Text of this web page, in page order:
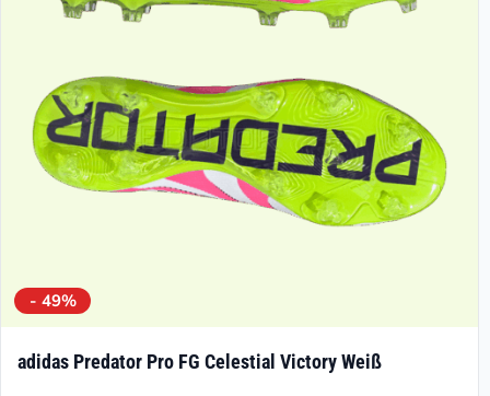
- 49%
adidas Predator Pro FG Celestial Victory Weiß